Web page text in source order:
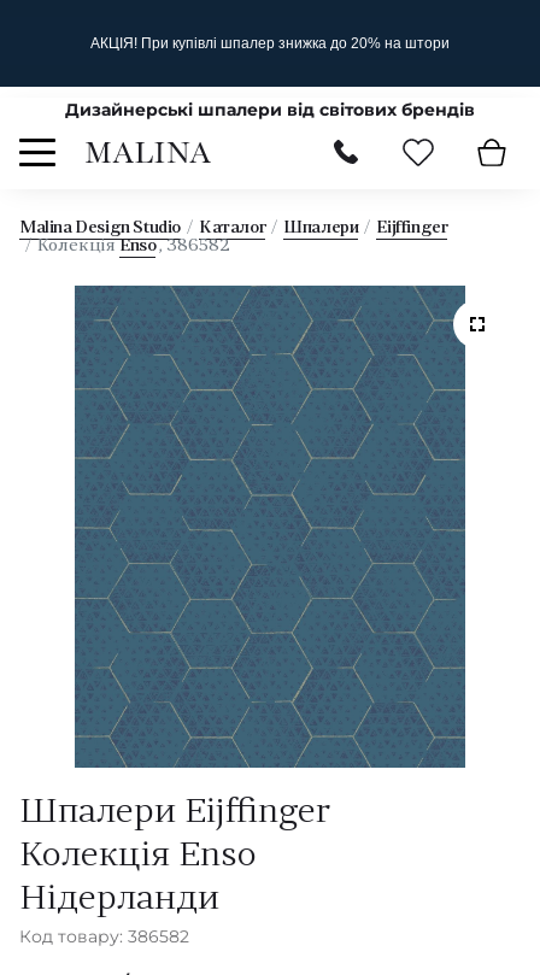
АКЦІЯ! При купівлі шпалер знижка до 20% на штори
Дизайнерські шпалери від світових брендів
Malina Design Studio Каталог Шпалери
Eijffinger
Колекція Enso, 386582
Шпалери Eijffinger
Колекція Enso
Нідерланди
Код товару: 386582